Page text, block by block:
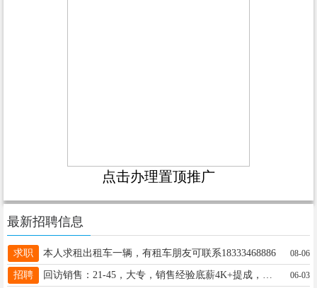
点击办理置顶推广
最新招聘信息
求职 本人求租出租车一辆，有租车朋友可联系18333468886 08-06
招聘 06-03